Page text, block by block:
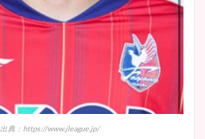
宇賀神メグアナのニット画像
まとめ！足も美脚でカップも
凄い！
池谷実悠アナのメガネ画像が
出典：https://www.jleague.jp/